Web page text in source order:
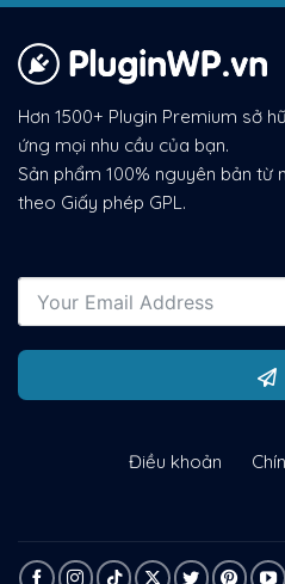
Hơn 1500+ Plugin Premium sở
ứng mọi nhu cầu của bạn.
Sản phẩm 100% nguyên bản từ
theo Giấy phép GPL.
Điều khoản